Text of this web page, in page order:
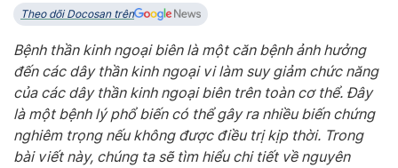
Theo dõi Docosan trên
Bệnh thần kinh ngoại biên là một căn bệnh ảnh hưởng
đến các dây thần kinh ngoại vi làm suy giảm chức năng
của các dây thần kinh ngoại biên trên toàn cơ thể. Đây
là một bệnh lý phổ biến có thể gây ra nhiều biến chứng
nghiêm trọng nếu không được điều trị kịp thời. Trong
bài viết này, chúng ta sẽ tìm hiểu chi tiết về nguyên